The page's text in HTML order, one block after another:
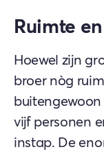
Ruimte
Hoewel zijn
broer nòg
vijf personen
instap. De